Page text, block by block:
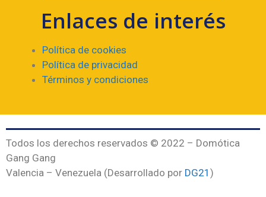
Enlaces de interés
Política de cookies
Política de privacidad
Términos y condiciones
Todos los derechos reservados © 2022 – Domótica
Gang Gang
Valencia – Venezuela (Desarrollado por DG21 )